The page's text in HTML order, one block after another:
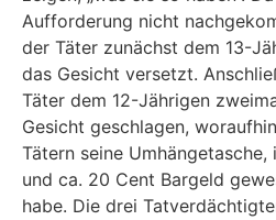
Aufforderung nicht
der Täter zunächst dem 13-
das Gesicht versetzt.
Täter dem 12-Jährigen
Gesicht geschlagen,
Tätern seine
und ca. 20 Cent Bargeld
habe. Die drei